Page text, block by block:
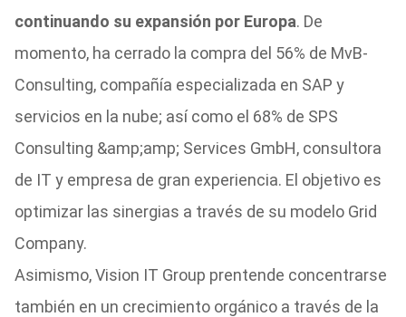
continuando su expansión por Europa. De
momento, ha cerrado la compra del 56% de MvB-
Consulting, compañía especializada en SAP y
servicios en la nube; así como el 68% de SPS
Consulting &amp;amp; Services GmbH, consultora
de IT y empresa de gran experiencia. El objetivo es
optimizar las sinergias a través de su modelo Grid
Company.
Asimismo, Vision IT Group prentende concentrarse
también en un crecimiento orgánico a través de la